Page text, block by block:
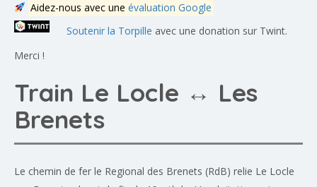
Aidez-nous avec une évaluation Google
Soutenir la Torpille avec une donation sur Twint.
Merci !
Train Le Locle ↔ Les
Brenets
Le chemin de fer le Regional des Brenets (RdB) relie Le Locle